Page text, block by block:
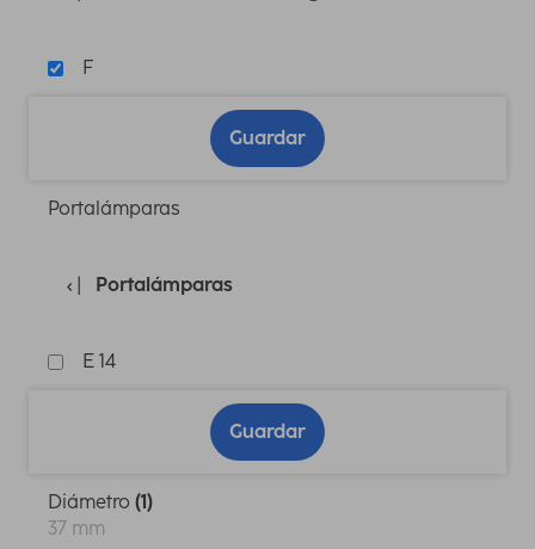
F
Guardar
Portalámparas
Portalámparas
E 14
Guardar
Diámetro (1)
37 mm